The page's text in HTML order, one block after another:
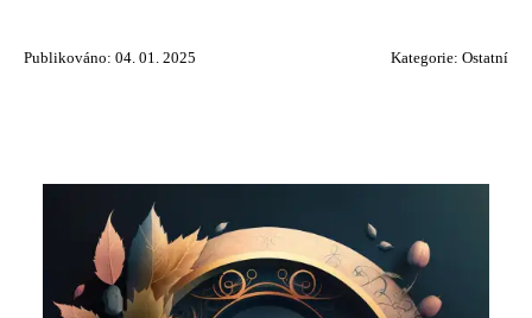
Publikováno: 04. 01. 2025 Kategorie: Ostatní